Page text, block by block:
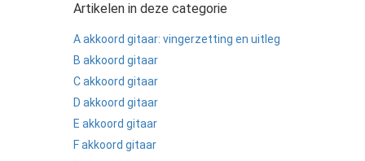
Artikelen in deze categorie
A akkoord gitaar: vingerzetting en uitleg
B akkoord gitaar
C akkoord gitaar
D akkoord gitaar
E akkoord gitaar
F akkoord gitaar